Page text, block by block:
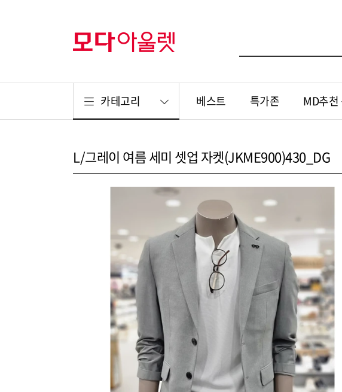
카테고리 베스트 특가존 MD추천
L/그레이 여름 세미 셋업 자켓(JKME900)430_DG